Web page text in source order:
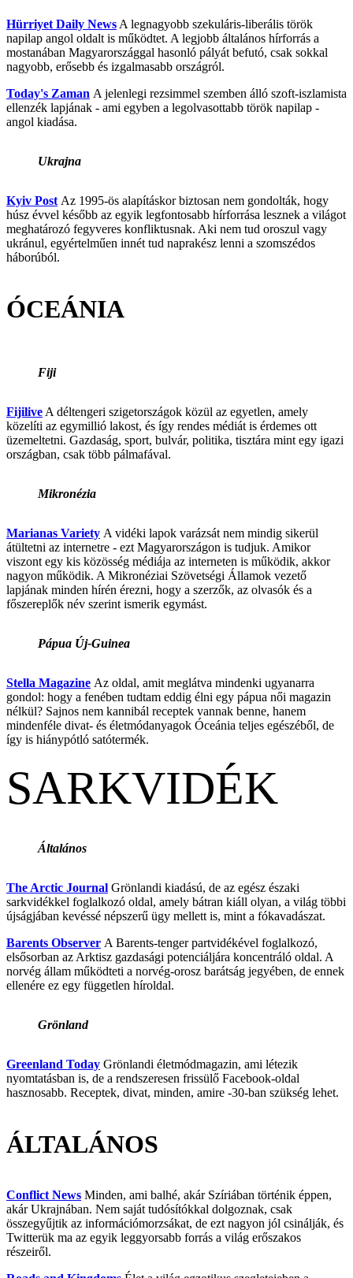
Hürriyet Daily News A legnagyobb szekuláris-liberális török
napilap angol oldalt is működtet. A legjobb általános hírforrás a
mostanában Magyarországgal hasonló pályát befutó, csak sokkal
nagyobb, erősebb és izgalmasabb országról.
Today's Zaman A jelenlegi rezsimmel szemben álló szoft-iszlamista
ellenzék lapjának - ami egyben a legolvasottabb török napilap -
angol kiadása.
Ukrajna
Kyiv Post Az 1995-ös alapításkor biztosan nem gondolták, hogy
húsz évvel később az egyik legfontosabb hírforrása lesznek a világot
meghatározó fegyveres konfliktusnak. Aki nem tud oroszul vagy
ukránul, egyértelműen innét tud naprakész lenni a szomszédos
háborúból.
ÓCEÁNIA
Fiji
Fijilive A déltengeri szigetországok közül az egyetlen, amely
közelíti az egymillió lakost, és így rendes médiát is érdemes ott
üzemeltetni. Gazdaság, sport, bulvár, politika, tisztára mint egy igazi
országban, csak több pálmafával.
Mikronézia
Marianas Variety A vidéki lapok varázsát nem mindig sikerül
átültetni az internetre - ezt Magyarországon is tudjuk. Amikor
viszont egy kis közösség médiája az interneten is működik, akkor
nagyon működik. A Mikronéziai Szövetségi Államok vezető
lapjának minden hírén érezni, hogy a szerzők, az olvasók és a
főszereplők név szerint ismerik egymást.
Pápua Új-Guinea
Stella Magazine Az oldal, amit meglátva mindenki ugyanarra
gondol: hogy a fenében tudtam eddig élni egy pápua női magazin
nélkül? Sajnos nem kannibál receptek vannak benne, hanem
mindenféle divat- és életmódanyagok Óceánia teljes egészéből, de
így is hiánypótló satótermék.
SARKVIDÉK
Általános
The Arctic Journal Grönlandi kiadású, de az egész északi
sarkvidékkel foglalkozó oldal, amely bátran kiáll olyan, a világ többi
újságjában kevéssé népszerű ügy mellett is, mint a fókavadászat.
Barents Observer A Barents-tenger partvidékével foglalkozó,
elsősorban az Arktisz gazdasági potenciáljára koncentráló oldal. A
norvég állam működteti a norvég-orosz barátság jegyében, de ennek
ellenére ez egy független híroldal.
Grönland
Greenland Today Grönlandi életmódmagazin, ami létezik
nyomtatásban is, de a rendszeresen frissülő Facebook-oldal
hasznosabb. Receptek, divat, minden, amire -30-ban szükség lehet.
ÁLTALÁNOS
Conflict News Minden, ami balhé, akár Szíriában történik éppen,
akár Ukrajnában. Nem saját tudósítókkal dolgoznak, csak
összegyűjtik az információmorzsákat, de ezt nagyon jól csinálják, és
Twitterük ma az egyik leggyorsabb forrás a világ erőszakos
részeiről.